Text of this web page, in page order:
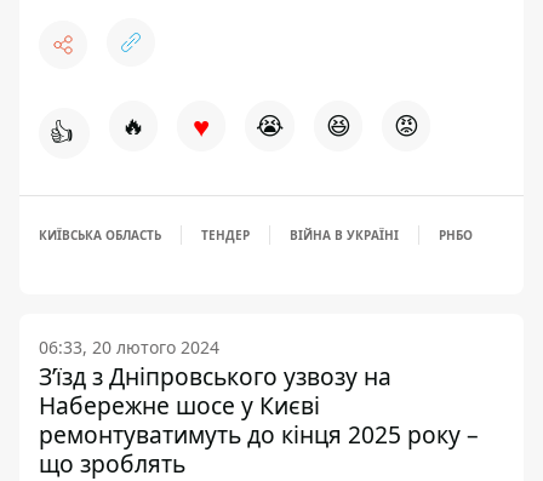
👍 🔥 ♥ 😭 😆 😡
КИЇВСЬКА ОБЛАСТЬ ТЕНДЕР ВІЙНА В УКРАЇНІ РНБО
06:33, 20 лютого 2024
З’їзд з Дніпровського узвозу на
Набережне шосе у Києві
ремонтуватимуть до кінця 2025 року –
що зроблять